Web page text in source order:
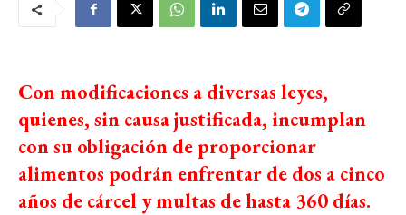
Con modificaciones a diversas leyes,
quienes, sin causa justificada, incumplan
con su obligación de proporcionar
alimentos podrán enfrentar de dos a cinco
años de cárcel y multas de hasta 360 días.